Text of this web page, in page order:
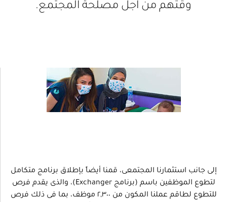
وقتهم من أجل مصلحة المجتمع.
إلى جانب استثمارنا المجتمعى، قمنا أيضاً بإطلاق برنامج متكامل
لتطوع الموظفين باسم (برنامج Exchanger)، والذى يقدم فرص
للتطوع لطاقم عملنا المكون من ٢,٣٠٠ موظف، بما فى ذلك فرص